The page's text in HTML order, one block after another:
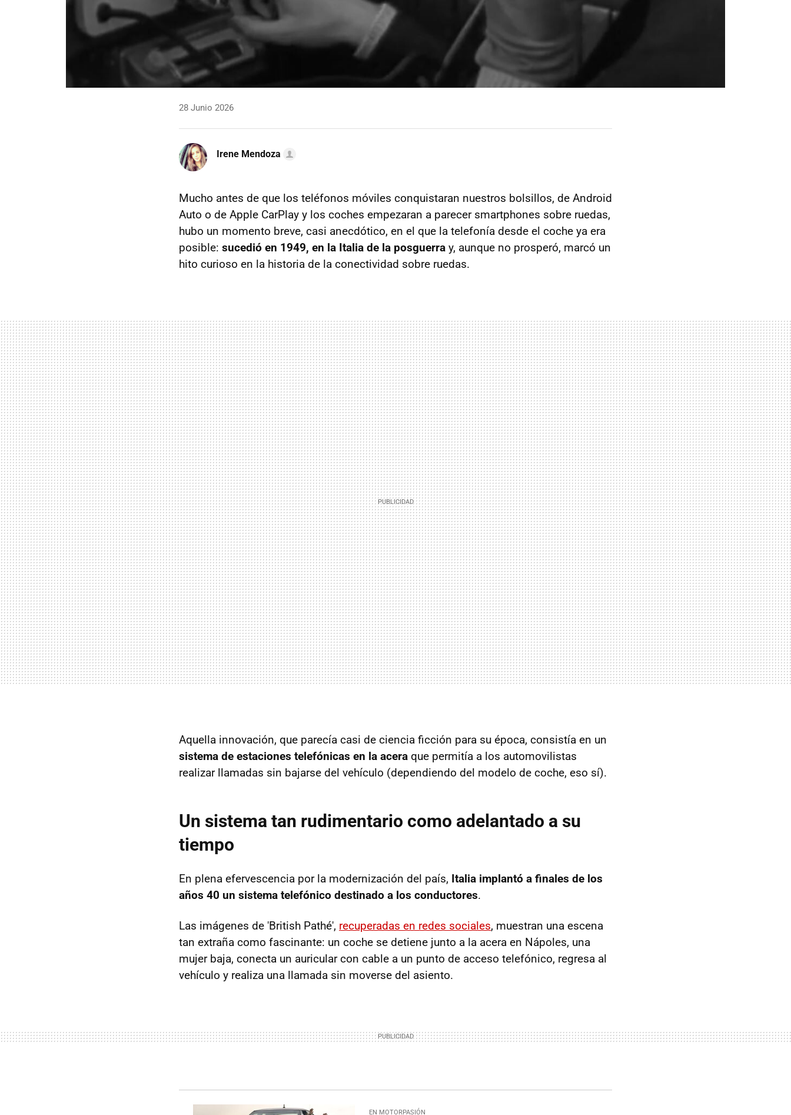
28 Junio 2026
Irene Mendoza
Mucho antes de que los teléfonos móviles conquistaran nuestros bolsillos, de Android
Auto o de Apple CarPlay y los coches empezaran a parecer smartphones sobre ruedas,
hubo un momento breve, casi anecdótico, en el que la telefonía desde el coche ya era
posible: sucedió en 1949, en la Italia de la posguerra y, aunque no prosperó, marcó un
hito curioso en la historia de la conectividad sobre ruedas.
Aquella innovación, que parecía casi de ciencia ficción para su época, consistía en un
sistema de estaciones telefónicas en la acera que permitía a los automovilistas
realizar llamadas sin bajarse del vehículo (dependiendo del modelo de coche, eso sí).
Un sistema tan rudimentario como adelantado a su
tiempo
En plena efervescencia por la modernización del país, Italia implantó a finales de los
años 40 un sistema telefónico destinado a los conductores.
Las imágenes de 'British Pathé', recuperadas en redes sociales, muestran una escena
tan extraña como fascinante: un coche se detiene junto a la acera en Nápoles, una
mujer baja, conecta un auricular con cable a un punto de acceso telefónico, regresa al
vehículo y realiza una llamada sin moverse del asiento.
EN MOTORPASIÓN